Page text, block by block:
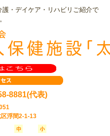
・デイケア・リハビリご紹介で
8881(代表)
浮間2-1-13